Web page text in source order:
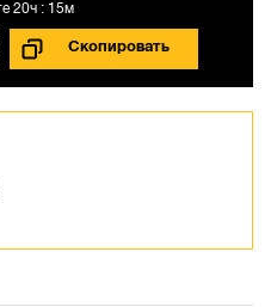
20ч : 15м